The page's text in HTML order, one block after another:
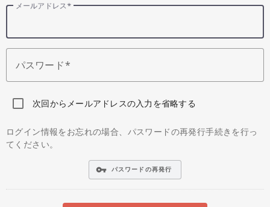
メールアドレス
パスワード
次回からメールアドレスの入力を省略する
ログイン情報をお忘れの場合、パスワードの再発行手続きを行っ
てください。
vpn_key パスワードの再発行